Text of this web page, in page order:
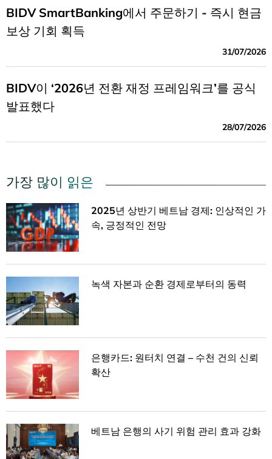
BIDV SmartBanking에서 주문하기 - 즉시 현금
보상 기회 획득
31/07/2026
BIDV이 ‘2026년 전환 재정 프레임워크’를 공식
발표했다
28/07/2026
가장 많이 읽은
2025년 상반기 베트남 경제: 인상적인 가
속, 긍정적인 전망
녹색 자본과 순환 경제로부터의 동력
은행카드: 원터치 연결 – 수천 건의 신뢰
확산
베트남 은행의 사기 위험 관리 효과 강화